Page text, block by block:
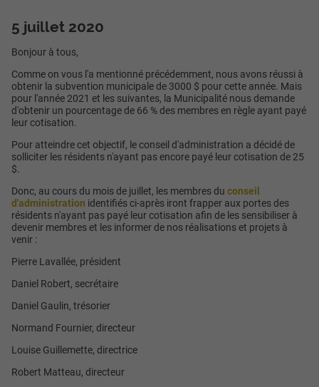
5 juillet 2020
Bonjour à tous,
Comme on vous l'a mentionné précédemment, nous avons réussi à
obtenir la subvention municipale de 3000 $ pour cette année. Mais
pour l'année 2021 et les suivantes, la Municipalité nous demande
d'obtenir un pourcentage de 66 % des membres en règle ayant payé
leur cotisation.
Pour atteindre cet objectif, le conseil d'administration a décidé de
solliciter les résidents n'ayant pas encore payé leur cotisation de 25
$.
Donc, au cours du mois de juillet, les membres du conseil
d'administration identifiés ci-après iront frapper aux portes des
résidents n'ayant pas payé leur cotisation afin de les sensibiliser à
devenir membres et les informer de nos réalisations et projets à
venir :
Pierre Lavallée, président
Daniel Robert, secrétaire
Daniel Gaulin, trésorier
Normand Fournier, directeur
Louise Guillemette, directrice
Robert Matteau, directeur